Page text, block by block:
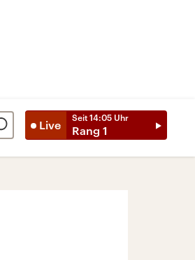
Live
Seit 14:05 Uhr
Rang 1